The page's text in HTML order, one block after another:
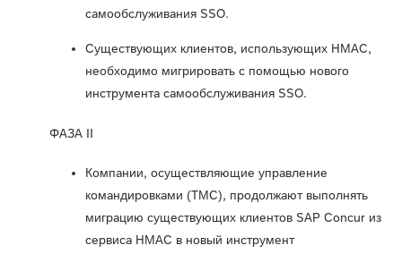
самообслуживания SSO.
Существующих клиентов, использующих HMAC,
необходимо мигрировать с помощью нового
инструмента самообслуживания SSO.
ФАЗА II
Компании, осуществляющие управление
командировками (TMC), продолжают выполнять
миграцию существующих клиентов SAP Concur из
сервиса HMAC в новый инструмент